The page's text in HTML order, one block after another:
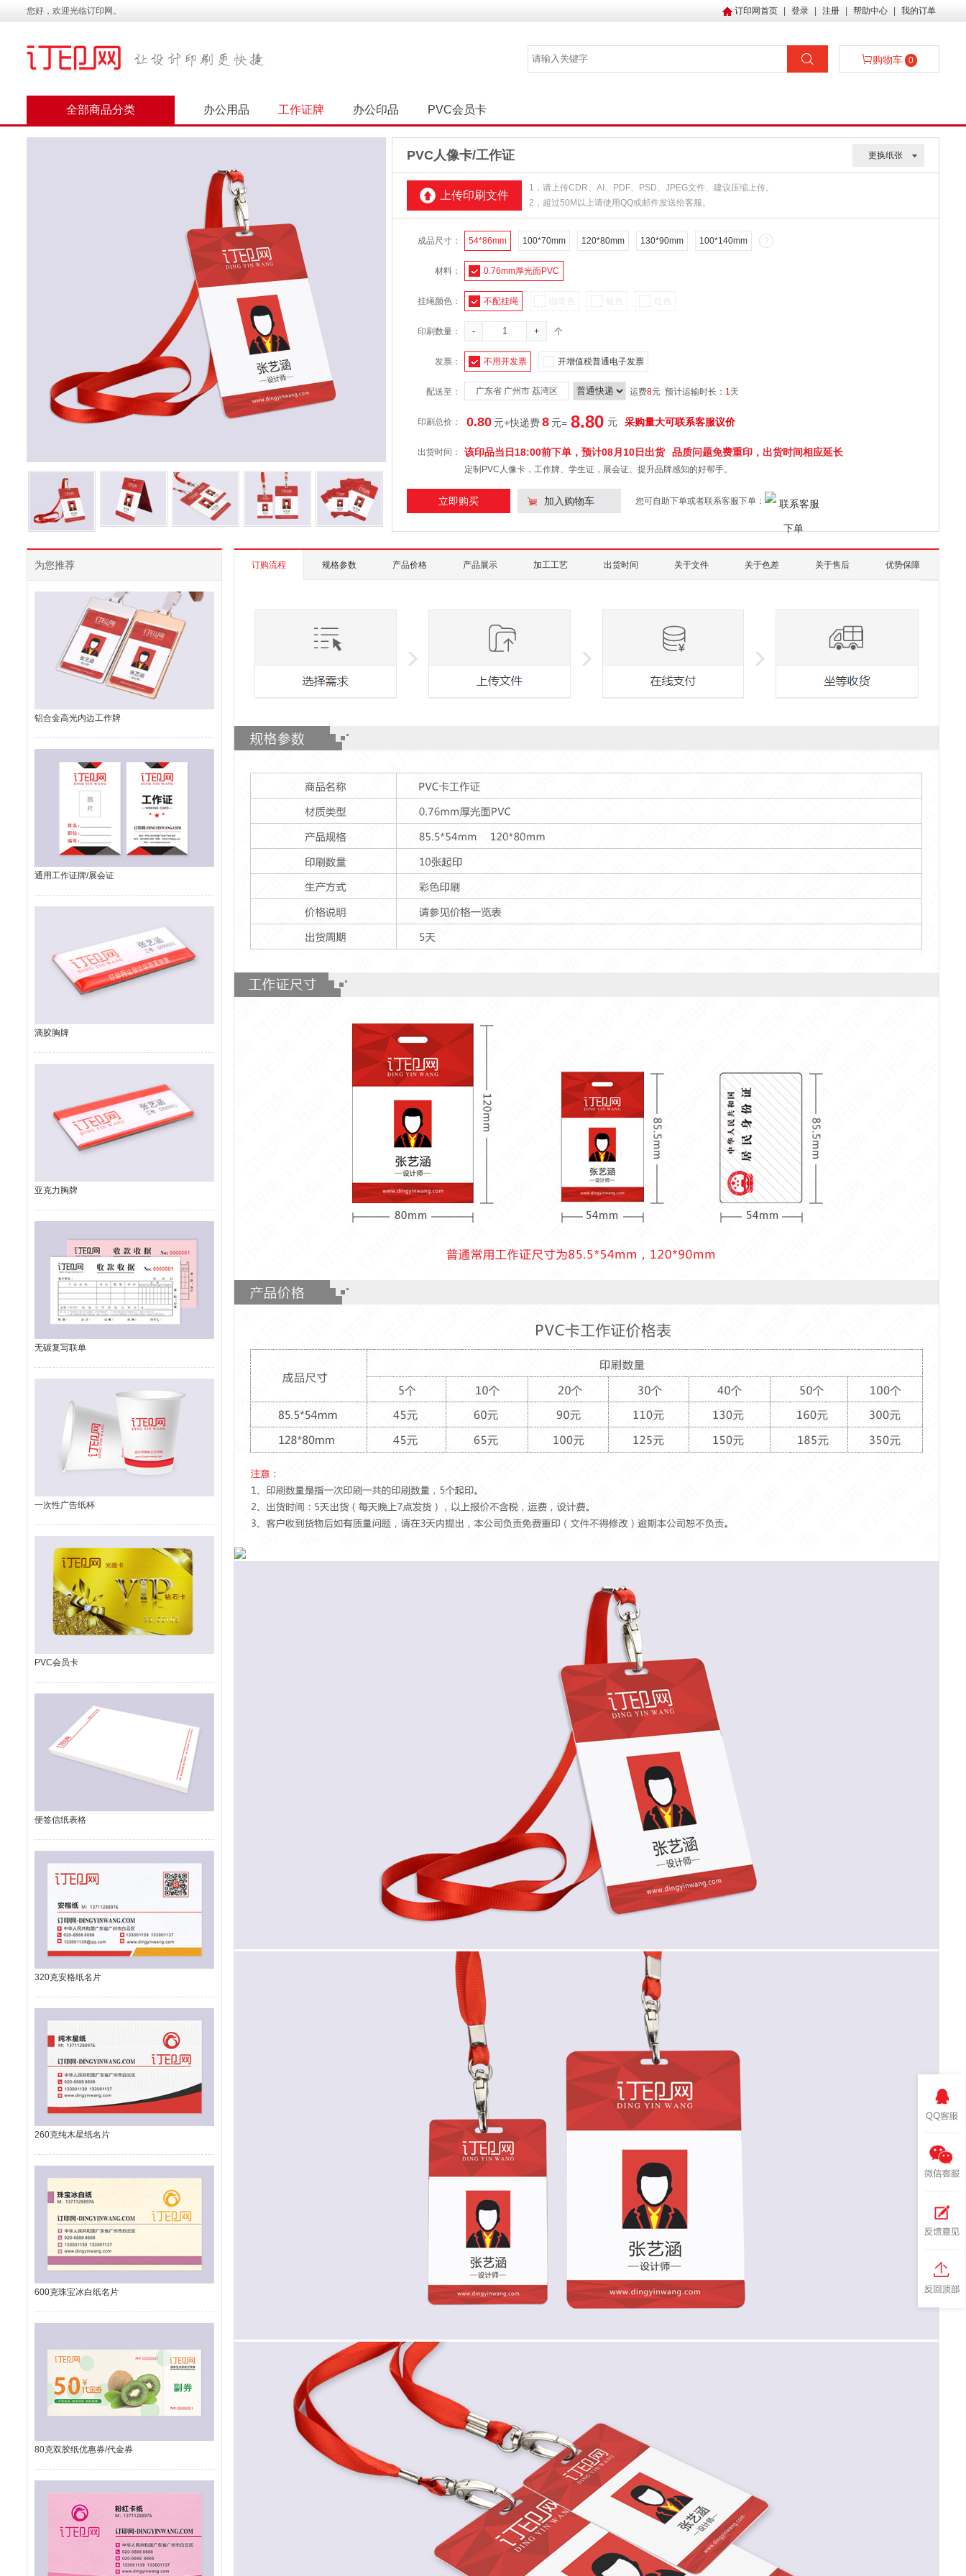
您好，欢迎光临订印网。 订印网首页 登录 注册 帮助中心 我的订单
购物车 0
全部商品分类 办公用品 工作证牌 办公印品 PVC会员卡
PVC人像卡/工作证 更换纸张
上传印刷文件
1，请上传CDR、AI、PDF、PSD、JPEG文件、建议压缩上传。
2，超过50M以上请使用QQ或邮件发送给客服。
成品尺寸： 54*86mm 100*70mm 120*80mm 130*90mm 100*140mm ?
材料： 0.76mm厚光面PVC
挂绳颜色： 不配挂绳 咖啡色 银色 红色
印刷数量： - + 个
发票： 不用开发票 开增值税普通电子发票
配送至： 广东省 广州市 荔湾区 运费8元 预计运输时长： 1天
印刷总价： 0.80 元+快递费8 元= 8.80 元 采购量大可联系客服议价
出货时间： 该印品当日18:00前下单，预计08月10日 出货 品质问题免费重印，出货时间相应延长
定制PVC人像卡，工作牌、学生证，展会证、提升品牌感知的好帮手。
立即购买 加入购物车 您可自助下单或者联系客服下单：
为您推荐
铝合金高光内边工作牌
通用工作证牌/展会证
滴胶胸牌
亚克力胸牌
无碳复写联单
一次性广告纸杯
PVC会员卡
便签信纸表格
320克安格纸名片
260克纯木星纸名片
600克珠宝冰白纸名片
80克双胶纸优惠券/代金券
订购流程 规格参数 产品价格 产品展示 加工工艺 出货时间 关于文件 关于色差 关于售后 优势保障